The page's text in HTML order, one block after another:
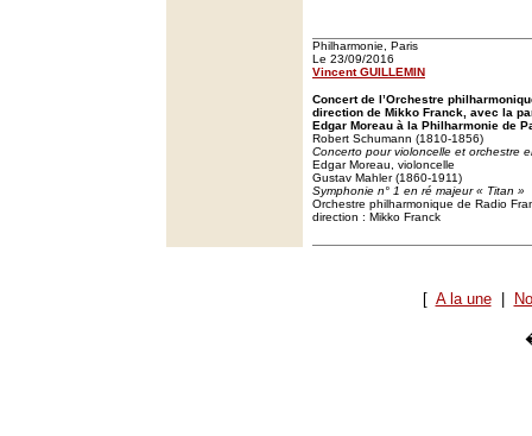
Philharmonie, Paris
Le 23/09/2016
Vincent GUILLEMIN
Concert de l’Orchestre
direction de Mikko Franck, avec la
Edgar Moreau à la Philharmonie de
Robert Schumann (1810-1856)
Concerto pour violoncelle et orchestre
Edgar Moreau, violoncelle
Gustav Mahler (1860-1911)
Symphonie n° 1 en ré majeur « Titan »
Orchestre philharmonique de Radio
direction : Mikko Franck
[ A la une|